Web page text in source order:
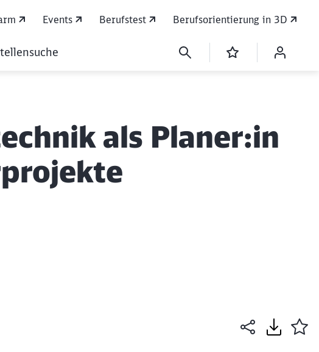
Events Berufstest Berufsorientierung in 3D
als Planer:in